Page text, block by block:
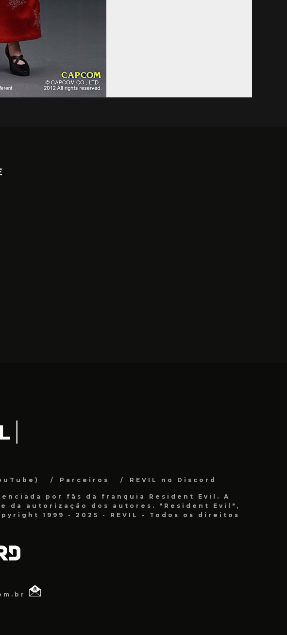
Parceiros REVIL no Discord
por fãs da franquia Resident Evil. A
da autorização dos autores. "Resident Evil",
1999 - 2025 - REVIL - Todos os direitos